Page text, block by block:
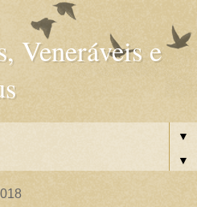
Veneráveis e
▼
▼